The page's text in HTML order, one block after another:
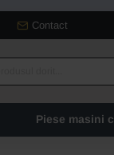
Contact
Piese masini